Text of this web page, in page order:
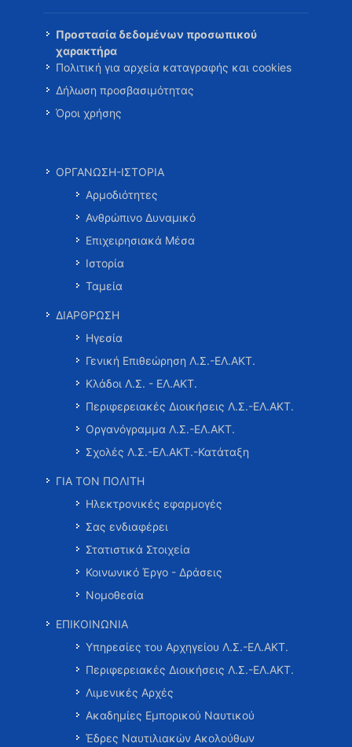
Προστασία δεδομένων προσωπικού
χαρακτήρα
Πολιτική για αρχεία καταγραφής και cookies
Δήλωση προσβασιμότητας
Όροι χρήσης
ΟΡΓΑΝΩΣΗ-ΙΣΤΟΡΙΑ
Αρμοδιότητες
Ανθρώπινο Δυναμικό
Επιχειρησιακά Μέσα
Ιστορία
Ταμεία
ΔΙΑΡΘΡΩΣΗ
Ηγεσία
Γενική Επιθεώρηση Λ.Σ.-ΕΛ.ΑΚΤ.
Κλάδοι Λ.Σ. - ΕΛ.ΑΚΤ.
Περιφερειακές Διοικήσεις Λ.Σ.-ΕΛ.ΑΚΤ.
Οργανόγραμμα Λ.Σ.-ΕΛ.ΑΚΤ.
Σχολές Λ.Σ.-ΕΛ.ΑΚΤ.-Κατάταξη
ΓΙΑ ΤΟΝ ΠΟΛΙΤΗ
Ηλεκτρονικές εφαρμογές
Σας ενδιαφέρει
Στατιστικά Στοιχεία
Κοινωνικό Έργο - Δράσεις
Νομοθεσία
ΕΠΙΚΟΙΝΩΝΙΑ
Υπηρεσίες του Αρχηγείου Λ.Σ.-ΕΛ.ΑΚΤ.
Περιφερειακές Διοικήσεις Λ.Σ.-ΕΛ.ΑΚΤ.
Λιμενικές Αρχές
Ακαδημίες Εμπορικού Ναυτικού
Έδρες Ναυτιλιακών Ακολούθων